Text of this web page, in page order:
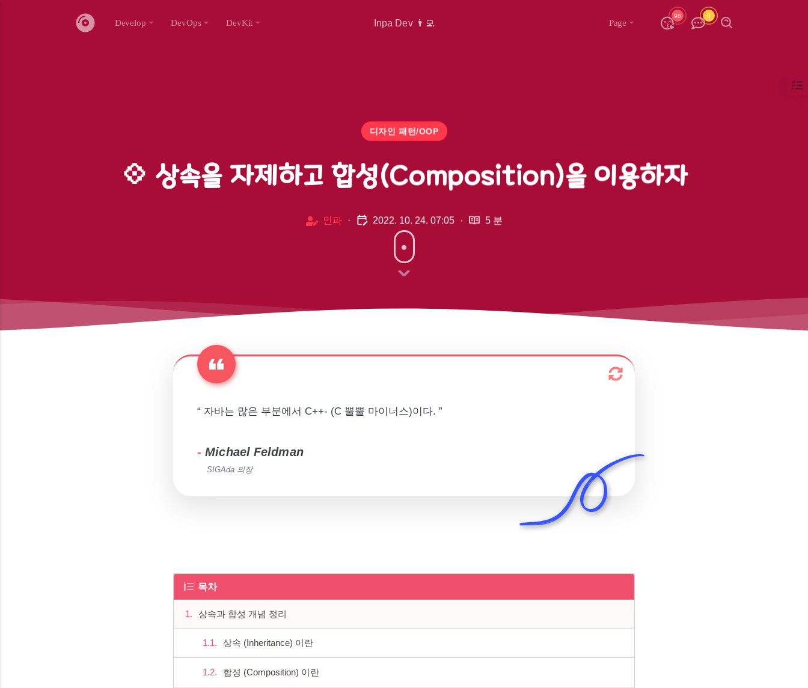
디자인 패턴/OOP
💠 상속을 자제하고 합성(Composition)을 이용하자
인파 · 2022. 10. 24. 07:05 · 5 분
“ 자바는 많은 부분에서 C++- (C 뿔뿔 마이너스)이다. ”
- Michael Feldman
SIGAda 의장
목차
상속과 합성 개념 정리
상속 (Inheritance) 이란
합성 (Composition) 이란
Inpa Dev 👨‍💻
98 0
Develop DevOps DevKit Page